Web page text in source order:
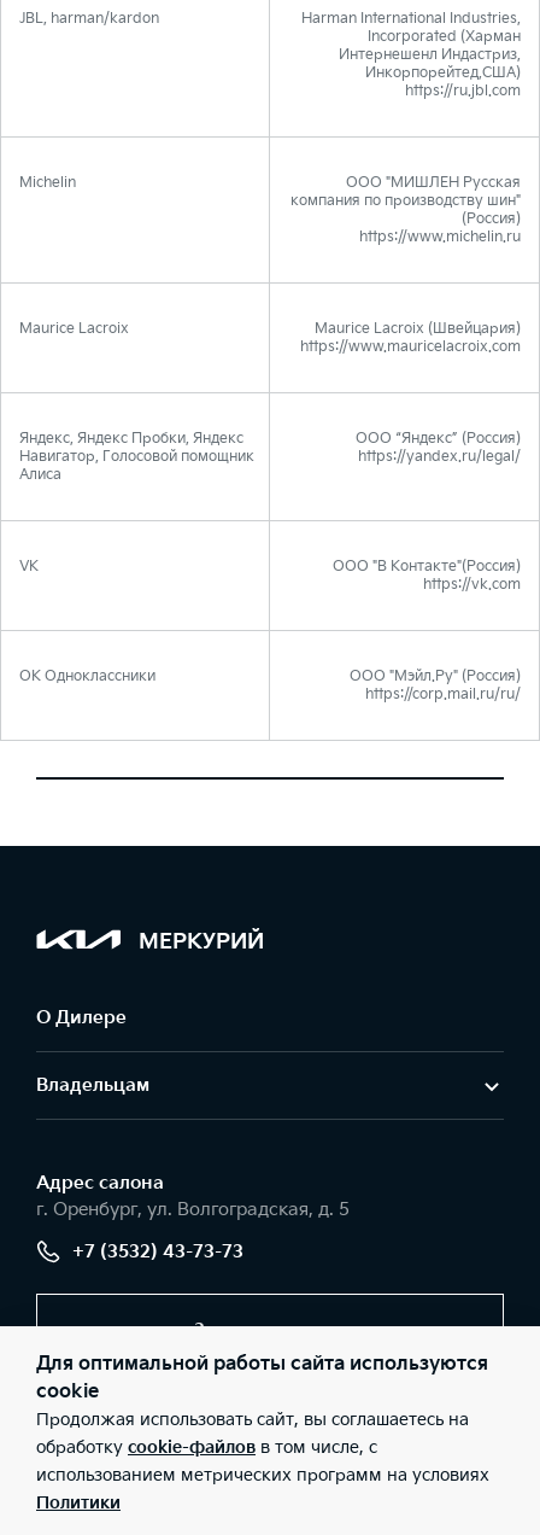
JBL, harman/kardon
Harman International Industries,
Incorporated (Харман
Интернешенл Индастриз,
Инкорпорейтед,США)
https://ru.jbl.com
Michelin
ООО "МИШЛЕН Русская
компания по производству шин"
(Россия)
https://www.michelin.ru
Maurice Lacroix
Maurice Lacroix (Швейцария)
https://www.mauricelacroix.com
Яндекс, Яндекс Пробки, Яндекс
Навигатор, Голосовой помощник
Алиса
ООО “Яндекс” (Россия)
https://yandex.ru/legal/
VK
ООО "В Контакте"(Россия)
https://vk.com
OK Одноклассники
ООО "Мэйл.Ру" (Россия)
https://corp.mail.ru/ru/
МЕРКУРИЙ
О Дилере
Владельцам
Адрес салонa
г. Оренбург, ул. Волгоградская, д. 5
+7 (3532) 43-73-73
Заказать звонок
© 2026 Юридические лица ООО «АВТО ПЛЮС» (Фактический
адрес: г. Оренбург, ул. Волгоградская, д. 5; Телефон: +7 (3532)
43-73-73; ИНН: 5609043070; ОГРН: 1045604159435), ООО «Киа
Россия и СНГ» (Фактический адрес: г.Москва, Валовая 26;
Телефон: 8 800 301 08 80; ИНН: 7728674093; ОГРН:
5087746291760) ведут деятельность на территории РФ в
Для оптимальной работы сайта используются
cookie
Продолжая использовать сайт, вы соглашаетесь на
обработку cookie-файлов в том числе, с
использованием метрических программ на условиях
Политики